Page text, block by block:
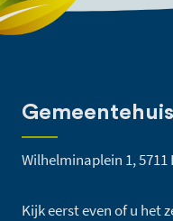
Gemeentehuis
Wilhelminaplein 1, 5711
Kijk eerst even of u het